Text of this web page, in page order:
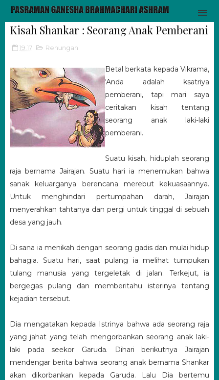
Kisah Shankar : Seorang Anak Pemberani
19.17 Renungan
Betal berkata kepada Vikrama,
'Anda adalah ksatriya
pemberani, tapi mari saya
ceritakan kisah tentang
seorang anak laki-laki
pemberani.
Suatu kisah, hiduplah seorang
raja bernama Jairajan. Suatu hari ia menemukan bahwa
sanak keluarganya berencana merebut kekuasaannya.
Untuk menghindari pertumpahan darah, Jairajan
menyerahkan tahtanya dan pergi untuk tinggal di sebuah
desa yang jauh.
Di sana ia menikah dengan seorang gadis dan mulai hidup
bahagia. Suatu hari, saat pulang ia melihat tumpukan
tulang manusia yang tergeletak di jalan. Terkejut, ia
bergegas pulang dan memberitahu isterinya tentang
kejadian tersebut.
Dia mengatakan kepada Istrinya bahwa ada seorang raja
yang jahat yang telah mengorbankan seorang anak laki-
laki pada seekor Garuda. Dihari berikutnya Jairajan
mendengar berita bahwa seorang anak bernama Shankar
akan dikorbankan kepada Garuda. Lalu Dia bertemu